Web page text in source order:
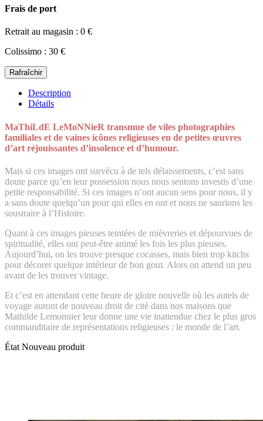
Frais de port
Retrait au magasin : 0 €
Colissimo : 30 €
Description
Détails
MaThiLdE LeMoNNieR transmue de viles photographies
familiales et de vaines icônes religieuses en de petites œuvres
d’art réjouissantes d’insolence et d’humour.
Mais si ces images ont survécu à de tels délaissements, c’est sans
doute parce qu’en leur possession nous nous sentons investis d’une
petite responsabilité. Si ces images n’ont aucun sens pour nous, il y
a sans doute quelqu’un pour qui elles en ont et nous ne saurions les
soustraire à l’Histoire.
Quant à ces images pieuses teintées de mièvreries et dépourvues de
spiritualité, elles ont peut-être animé les fois les plus pieuses.
Aujourd’hui, on les trouve presque cocasses, mais bien trop kitchs
pour décorer quelque intérieur de bon gout. Alors on attend un peu
avant de les trouver vintage.
Et c’est en attendant cette heure de gloire nouvelle où les autels de
voyage auront de nouveau droit de cité dans nos maisons que
Mathilde Lemonnier leur donne une vie inattendue chez le plus gros
commanditaire de représentations religieuses : le monde de l’art.
État Nouveau produit